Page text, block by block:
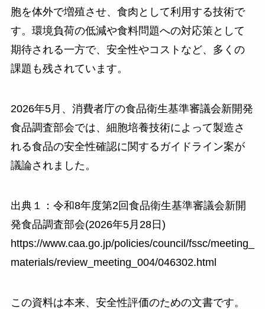
胞を体外で増殖させ、食肉として利用する技術で
す。環境負荷の低減や食料問題への対応策として
期待される一方で、安全性やコストなど、多くの
課題も残されています。
2026年5月、消費者庁の食品衛生基準審議会新開発
食品調査部会では、細胞培養技術によって製造さ
れる食品の安全性確認に関するガイドライン案が
議論されました。
出典１：令和8年度第2回食品衛生基準審議会新開
発食品調査部会(2026年5月28日)
https://www.caa.go.jp/policies/council/fssc/meeting_
materials/review_meeting_004/046302.html
この資料は本来、安全性評価のための文書です。